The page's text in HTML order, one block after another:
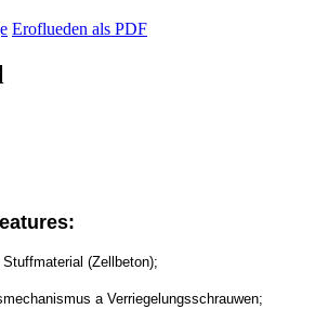
Eroflueden als PDF
(Zellbeton);
a Verriegelungsschrauwen;